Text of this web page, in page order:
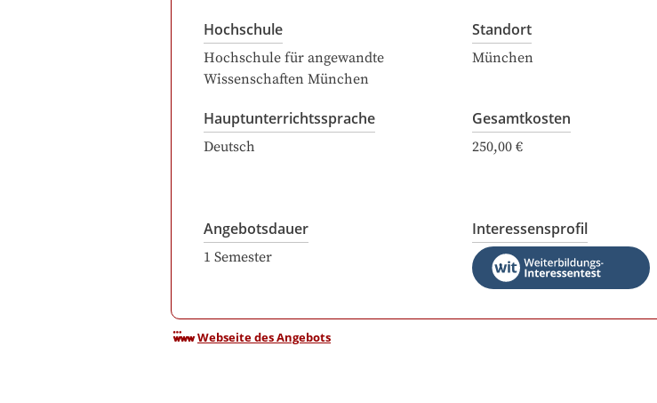
Hochschule
Hochschule für angewandte
Wissenschaften München
Standort
München
Hauptunterrichtssprache
Deutsch
Gesamtkosten
250,00 €
Angebotsdauer
1 Semester
Interessensprofil
Webseite des Angebots